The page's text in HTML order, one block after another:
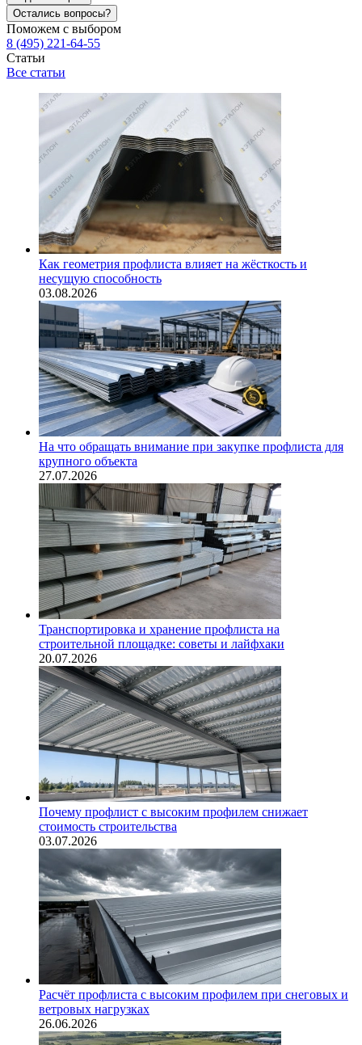
Остались вопросы?
Поможем с выбором
8 (495) 221-64-55
Статьи
Все статьи
Как геометрия профлиста влияет на жёсткость и
несущую способность
03.08.2026
На что обращать внимание при закупке профлиста для
крупного объекта
27.07.2026
Транспортировка и хранение профлиста на
строительной площадке: советы и лайфхаки
20.07.2026
Почему профлист с высоким профилем снижает
стоимость строительства
03.07.2026
Расчёт профлиста с высоким профилем при снеговых и
ветровых нагрузках
26.06.2026